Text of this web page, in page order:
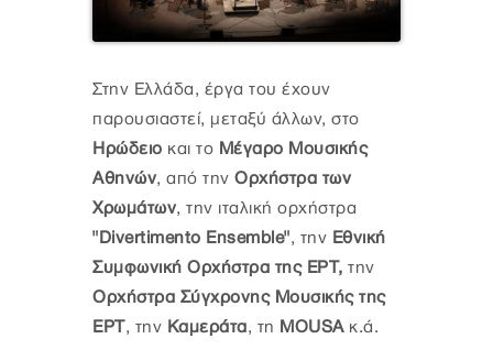
Στην Eλλάδα, έργα του έχουν
παρουσιαστεί, μεταξύ άλλων, στο
Hρώδειο και το Mέγαρο Mουσικής
Aθηνών, από την Oρχήστρα των
Xρωμάτων, την ιταλική ορχήστρα
"Divertimento Ensemble", την Εθνική
Συμφωνική Oρχήστρα της ΕΡΤ, την
Ορχήστρα Σύγχρονης Μουσικής της
EPT, την Καμεράτα, τη MOUSAκ.ά.